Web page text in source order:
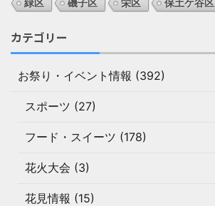
カテゴリー
お祭り・イベント情報 (392)
スポーツ (27)
フード・スイーツ (178)
花火大会 (3)
花見情報 (15)